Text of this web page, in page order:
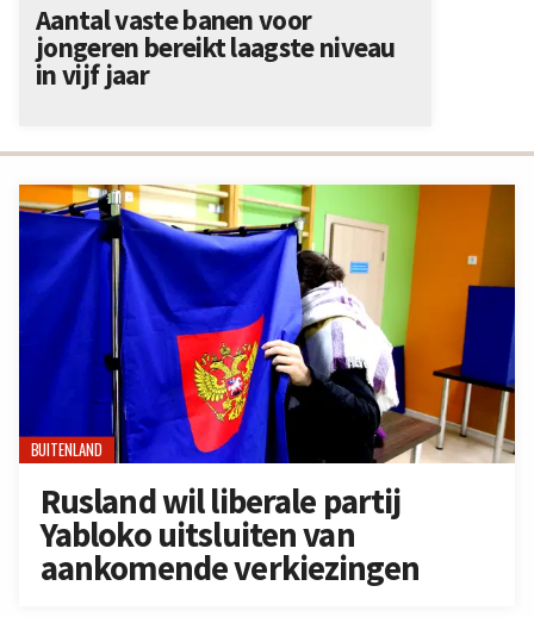
BUITENLAND
Rusland wil liberale partij
Yabloko uitsluiten van
aankomende verkiezingen
Aantal vaste banen voor
jongeren bereikt laagste niveau
in vijf jaar